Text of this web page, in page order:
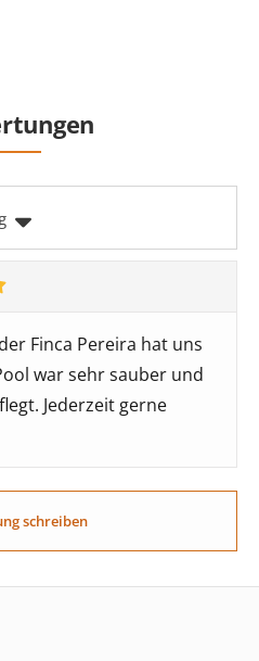
Finca Pereira hat uns
war sehr sauber und
Jederzeit gerne
schreiben